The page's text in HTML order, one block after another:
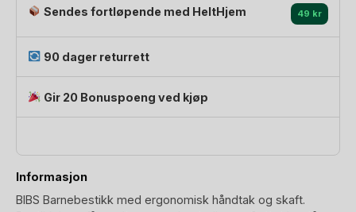
Sendes fortløpende med HeltHjem 49 kr
90 dager returrett
Gir 20 Bonuspoeng ved kjøp
Informasjon
BIBS Barnebestikk med ergonomisk håndtak og skaft.